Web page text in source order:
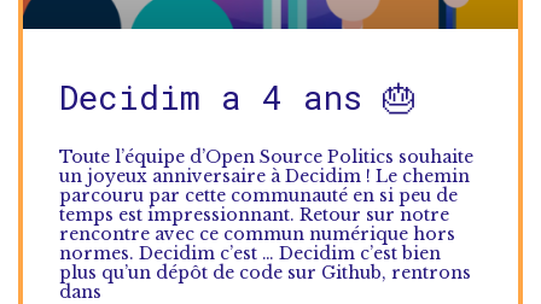
Decidim a 4 ans 🎂
Toute l’équipe d’Open Source Politics souhaite
un joyeux anniversaire à Decidim ! Le chemin
parcouru par cette communauté en si peu de
temps est impressionnant. Retour sur notre
rencontre avec ce commun numérique hors
normes. Decidim c’est … Decidim c’est bien
plus qu’un dépôt de code sur Github, rentrons
dans